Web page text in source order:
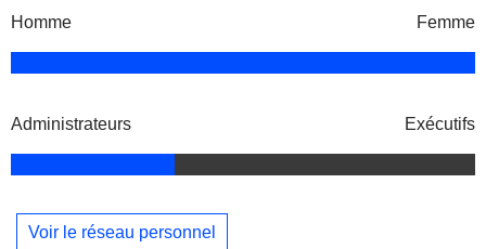
Homme Femme
Administrateurs Exécutifs
Voir le réseau personnel